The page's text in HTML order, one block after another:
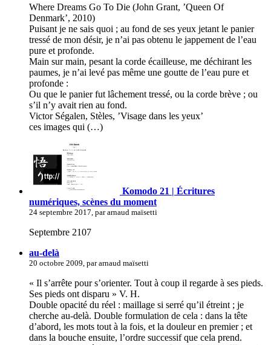
Where Dreams Go To Die (John Grant, ’Queen Of
Denmark’, 2010)
Puisant je ne sais quoi ; au fond de ses yeux jetant le panier
tressé de mon désir, je n’ai pas obtenu le jappement de l’eau
pure et profonde.
Main sur main, pesant la corde écailleuse, me déchirant les
paumes, je n’ai levé pas même une goutte de l’eau pure et
profonde :
Ou que le panier fut lâchement tressé, ou la corde brève ; ou
s’il n’y avait rien au fond.
Victor Ségalen, Stèles, ’Visage dans les yeux’
ces images qui (…)
Komodo 21 | Écritures
numériques, scènes du moment
24 septembre 2017, par arnaud maïsetti
Septembre 2107
au-delà
20 octobre 2009, par arnaud maïsetti
« Il s’arrête pour s’orienter. Tout à coup il regarde à ses pieds.
Ses pieds ont disparu » V. H.
Double opacité du réel : maillage si serré qu’il étreint ; je
cherche au-delà. Double formulation de cela : dans la tête
d’abord, les mots tout à la fois, et la douleur en premier ; et
dans la bouche ensuite, l’ordre successif que cela prend.